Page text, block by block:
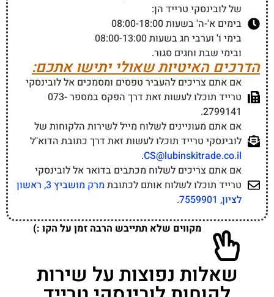
של לובינסקי טרייד הן:
בימים א'-ה' בשעות 08:00-18:00
בימי ו' וערבי חג בשעות 08:00-13:00
ובימי שבת וחגים סגור.
הדרכים האיטיות שאולי יתישו אתכם:
אם אתם צריכים להעביר טפסים ומסמכים אל לובינסקי
טרייד תוכלו לעשות זאת דרך הפקס במספר 073-
2799141.
אם אתם מעוניינים לשלוח מייל לשירות הלקוחות של
לובינסקי טרייד תוכלו לעשות זאת דרך כתובת הדוא"ל
CS@lubinskitrade.co.il
.
אם אתם צריכים לשלוח מכתבים בדואר אל לובינסקי
טרייד תוכלו לשלוח אותם לכתובת
מרק מושביץ 3, ראשון
לציון, 7559901
.
מקווים שלא תתייבש הרבה זמן על הקו :)
שאלות נפוצות על שירות